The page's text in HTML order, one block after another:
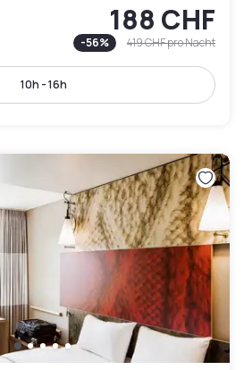
188 CHF
-56% 419 CHFpro Nacht
10h - 16h